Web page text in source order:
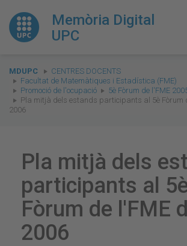
Memòria Digital
UPC
You
are
here:
MDUPC
CENTRES DOCENTS
Facultat de Matemàtiques i Estadística (FME)
Promoció de l'ocupació
5è Fòrum de l'FME
Pla mitjà dels estands participants al 5è Fòrum
2006
Pla mitjà dels
participants al
Fòrum de l'FME
2006